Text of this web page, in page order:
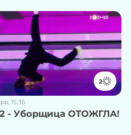
2
15:36
- Уборщица ОТОЖГЛА!